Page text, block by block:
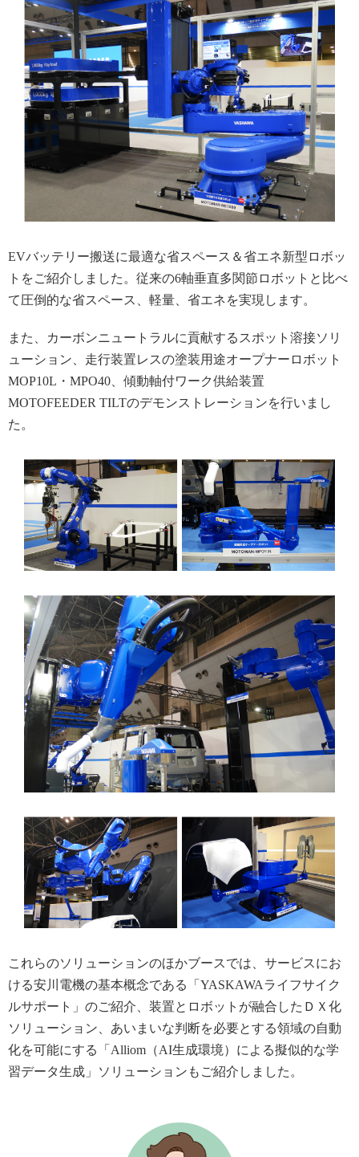
EVバッテリー搬送に最適な省スペース＆省エネ新型ロボッ
トをご紹介しました。従来の6軸垂直多関節ロボットと比べ
て圧倒的な省スペース、軽量、省エネを実現します。
また、カーボンニュートラルに貢献するスポット溶接ソリ
ューション、走行装置レスの塗装用途オープナーロボット
MOP10L・MPO40、傾動軸付ワーク供給装置
MOTOFEEDER TILTのデモンストレーションを行いまし
た。
これらのソリューションのほかブースでは、サービスにお
ける安川電機の基本概念である「YASKAWAライフサイク
ルサポート」のご紹介、装置とロボットが融合したＤＸ化
ソリューション、あいまいな判断を必要とする領域の自動
化を可能にする「Alliom（AI生成環境）による擬似的な学
習データ生成」ソリューションもご紹介しました。